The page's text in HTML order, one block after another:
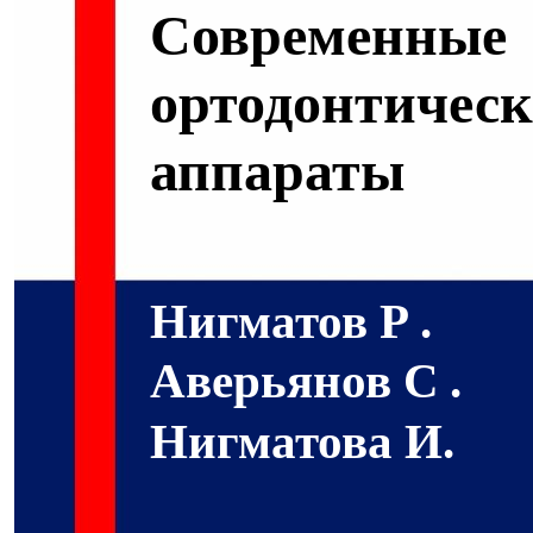
Современные
аппараты
Нигматов Р .
Аверьянов С .
Нигматова И.